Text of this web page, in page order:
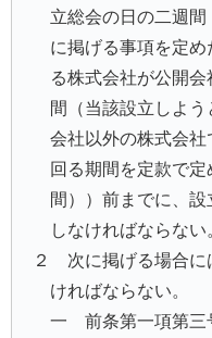
立総会の日の二週
に掲げる事項を定
る株式会社が公開
間（当該設立しよ
会社以外の株式会
回る期間を定款で
間））前までに、
しなければならない
２ 次に掲げる場合に
ければならない。
一 前条第一項第三